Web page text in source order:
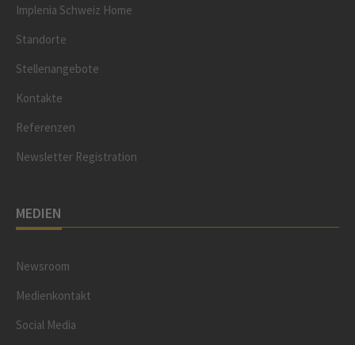
Implenia Schweiz Home
Standorte
Stellenangebote
Kontakte
Referenzen
Newsletter Registration
MEDIEN
Newsroom
Medienkontakt
Social Media